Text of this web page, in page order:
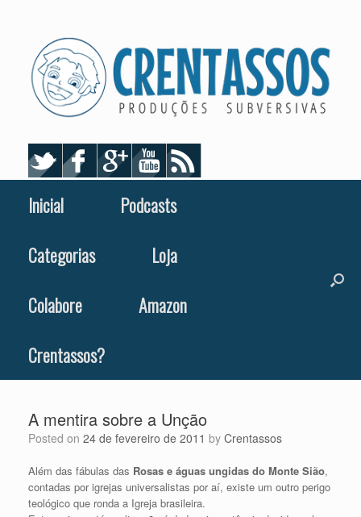
Inicial
Podcasts
Categorias
Loja
Colabore
Amazon
Crentassos?
A mentira sobre a Unção
Posted on 24 de fevereiro de 2011 by Crentassos
Além das fábulas das Rosas e águas ungidas do Monte Sião,
contadas por igrejas universalistas por aí, existe um outro perigo
teológico que ronda a Igreja brasileira.